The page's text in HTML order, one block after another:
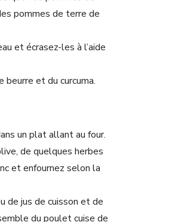
pommes de terre de
et écrasez-les à l’aide
et du curcuma.
un plat allant au four.
de quelques herbes
et enfournez selon la
de jus de cuisson et de
du poulet cuise de